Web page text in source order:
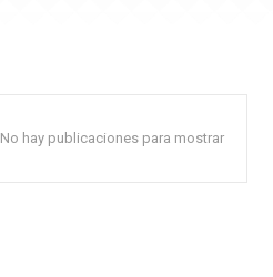
No hay publicaciones para mostrar